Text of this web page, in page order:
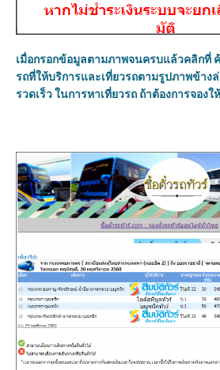
เมื่อกรอกข้อมูลตามภาพจนครบแล้วคลิกที่
รถที่ให้บริการและเที่ยวรถตามรูปภาพข้าง
รวดเร็ว ในการหาเที่ยวรถ ถ้าต้องการจอง